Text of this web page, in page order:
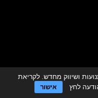
לאירועים
ושיווק מחדש. לקריאת
לחץ אישור